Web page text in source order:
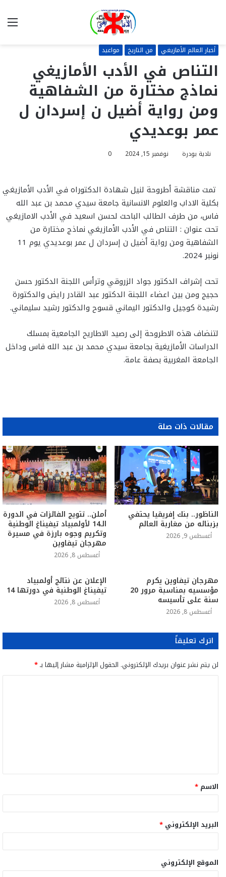
أخبار العالم الأمازيغي من التاريخ مواعيد
التناص في الأدب الأمازيغي
نماذج مختارة من الشفاهية
ومن رواية أضيل ن إسردان ل
عمر بوعديدي
نادية بودرة نوفمبر 15, 2024 0
تمت مناقشة أطروحة لنيل شهادة الدكتوراه في الأدب الأمازيغي
بكلية الاداب والعلوم الانسانية جامعة سيدي محمد بن عبد الله
فاس، من طرف الطالب الباحث لحسن اسعيد في الأدب الامازيغي
تحت عنوان : التناص في الأدب الأمازيغي نماذج مختارة من
الشفاهية ومن رواية أضيل ن إسردان ل عمر بوعديدي يوم 11
نونبر 2024.
تحت إشراف الدكتور جواد الزروقي وترأس اللجنة الدكتور حسن
حجيج ومن بين اعضاء اللجنة الدكتور عبد القادر رايض والدكتورة
رشيدة كوجيل والدكتور اليماني قسوح والدكتور رشيد سليماني.
لتنضاف هذه الاطروحة إلى رصيد الاطاريح الجامعية بمسلك
الدراسات الأمازيغية بجامعة سيدي محمد بن عبد الله فاس وداخل
الجامعة المغربية بصفة عامة.
مقالات ذات صلة
الناظور.. بنك إفريقيا يحتفي
بزبنائه من مغاربة العالم
أغسطس 9, 2026
أملن.. تتويج الفائزات في الدورة
الـ14 لأولمبياد تيفيناغ الوطنية
وتكريم وجوه بارزة في مسيرة
مهرجان تيفاوين
أغسطس 8, 2026
مهرجان تيفاوين يكرم
مؤسسيه بمناسبة مرور 20
سنة على تأسيسه
أغسطس 8, 2026
الإعلان عن نتائج أولمبياد
تيفيناغ الوطنية في دورتها 14
أغسطس 8, 2026
اترك تعليقاً
لن يتم نشر عنوان بريدك الإلكتروني. الحقول الإلزامية مشار إليها بـ*
ق
*
الاسم *
البريد الإلكتروني *
الموقع الإلكتروني